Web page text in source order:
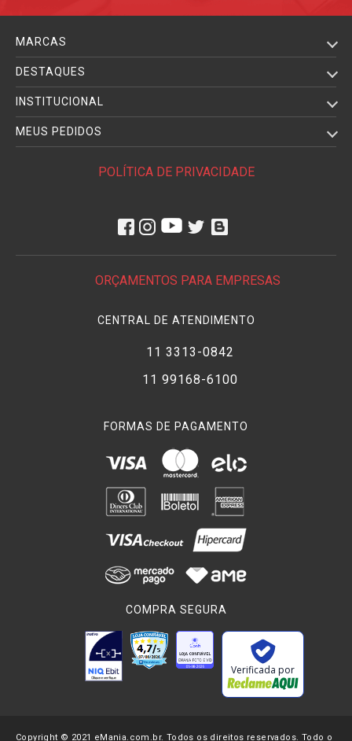
MARCAS
DESTAQUES
INSTITUCIONAL
MEUS PEDIDOS
POLÍTICA DE PRIVACIDADE
ORÇAMENTOS PARA EMPRESAS
CENTRAL DE ATENDIMENTO
11 3313-0842
11 99168-6100
FORMAS DE PAGAMENTO
COMPRA SEGURA
Verificada por
Copyright © 2021 eMania.com.br. Todos os direitos reservados. Todo o